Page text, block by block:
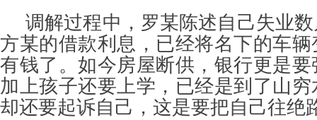
调解过程中，罗某陈述自己失业
方某的借款利息，已经将名下的车
有钱了。如今房屋断供，银行更是
加上孩子还要上学，已经是到了山
却还要起诉自己，这是要把自己往绝